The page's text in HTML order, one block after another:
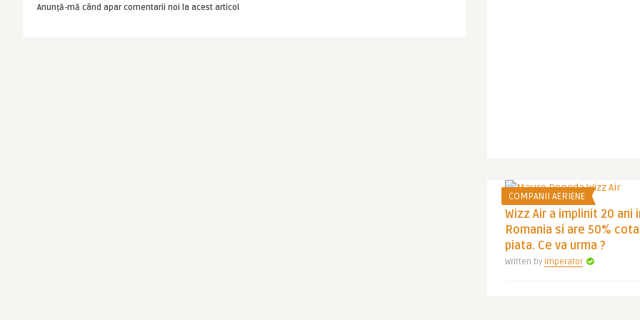
Anunță-mă când apar comentarii noi la acest articol
COMPANII AERIENE
Wizz Air a implinit 20 ani
Romania si are 50%
piata. Ce va urma ?
Written by Imperator